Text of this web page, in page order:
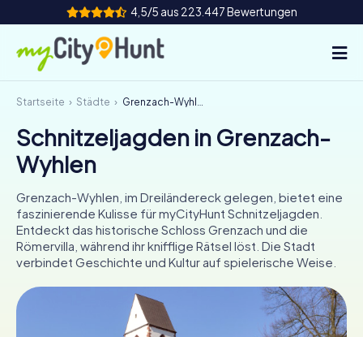
4,5/5 aus 223.447 Bewertungen
So funktioniert's
Städte
Touren
Teamevent
Tickets
AT
DE
FR
IE
Startseite Städte Grenzach-Wyhlen
Schnitzeljagden in Grenzach-
Wyhlen
Grenzach-Wyhlen, im Dreiländereck gelegen, bietet eine
faszinierende Kulisse für myCityHunt Schnitzeljagden.
Entdeckt das historische Schloss Grenzach und die
Römervilla, während ihr knifflige Rätsel löst. Die Stadt
verbindet Geschichte und Kultur auf spielerische Weise.